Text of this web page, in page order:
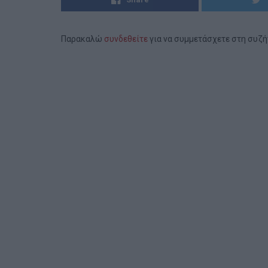
Παρακαλώ συνδεθείτεγια να συμμετάσχετε στη